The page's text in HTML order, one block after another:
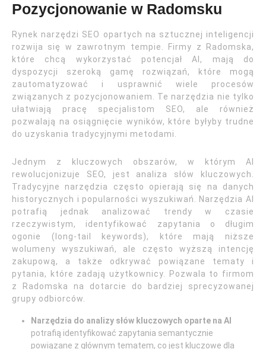
Pozycjonowanie w Radomsku
Rynek narzędzi SEO opartych na sztucznej inteligencji
rozwija się w zawrotnym tempie. Firmy z Radomska,
które chcą wykorzystać potencjał AI, mają do
dyspozycji szeroką gamę rozwiązań, które mogą
zautomatyzować i usprawnić wiele procesów
związanych z pozycjonowaniem. Te narzędzia nie tylko
ułatwiają pracę specjalistom SEO, ale również
pozwalają na osiągnięcie wyników, które byłyby trudne
do uzyskania tradycyjnymi metodami.
Jednym z kluczowych obszarów, w którym AI
rewolucjonizuje SEO, jest analiza słów kluczowych.
Tradycyjne narzędzia często opierają się na danych
historycznych i popularności wyszukiwań. Narzędzia AI
potrafią jednak analizować trendy w czasie
rzeczywistym, identyfikować zapytania o długim
ogonie (long-tail keywords), które mają niższe
wolumeny wyszukiwań, ale często wyższą intencję
zakupową, a także odkrywać powiązane tematy i
pytania, które zadają użytkownicy. Pozwala to firmom
z Radomska na dotarcie do bardziej sprecyzowanej
grupy odbiorców.
Narzędzia do analizy słów kluczowych oparte na AI
potrafią identyfikować zapytania semantycznie
powiązane z głównym tematem, co jest kluczowe dla